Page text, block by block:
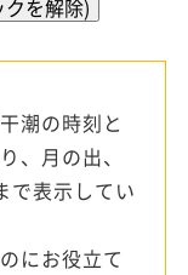
を解除)
潮の時刻と
、月の出、
で表示してい
にお役立て